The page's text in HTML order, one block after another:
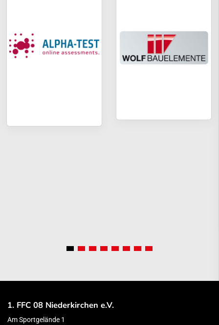
1. FFC 08 Niederkirchen e.V.
Am Sportgelände 1